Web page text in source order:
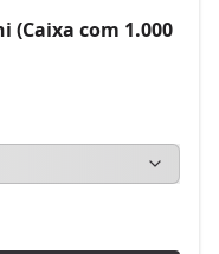
(Caixa com 1.000